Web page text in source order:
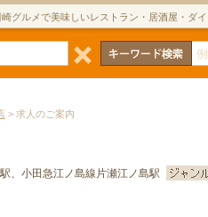
グルメで美味しいレストラン・居酒屋・ダ
> 求人のご案内
、小田急江ノ島線片瀬江ノ島駅